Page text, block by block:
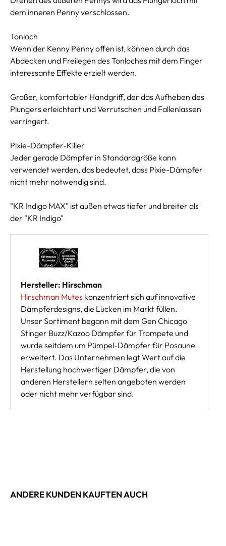
dem inneren Penny verschlossen.
Tonloch
Wenn der Kenny Penny offen ist, können durch das
Abdecken und Freilegen des Tonloches mit dem Finger
interessante Effekte erzielt werden.
Großer, komfortabler Handgriff, der das Aufheben des
Plungers erleichtert und Verrutschen und Fallenlassen
verringert.
Pixie-Dämpfer-Killer
Jeder gerade Dämpfer in Standardgröße kann
verwendet werden, das bedeutet, dass Pixie-Dämpfer
nicht mehr notwendig sind.
"KR Indigo MAX" ist außen etwas tiefer und breiter als
der "KR Indigo"
Hersteller: Hirschman
Hirschman Mutes konzentriert sich auf innovative
Dämpferdesigns, die Lücken im Markt füllen.
Unser Sortiment begann mit dem Gen Chicago
Stinger Buzz/Kazoo Dämpfer für Trompete und
wurde seitdem um Pümpel-Dämpfer für Posaune
erweitert. Das Unternehmen legt Wert auf die
Herstellung hochwertiger Dämpfer, die von
anderen Herstellern selten angeboten werden
oder nicht mehr verfügbar sind.
ANDERE KUNDEN KAUFTEN AUCH